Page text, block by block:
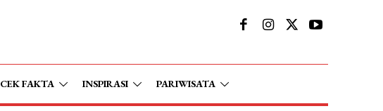
CEK FAKTA INSPIRASI PARIWISATA